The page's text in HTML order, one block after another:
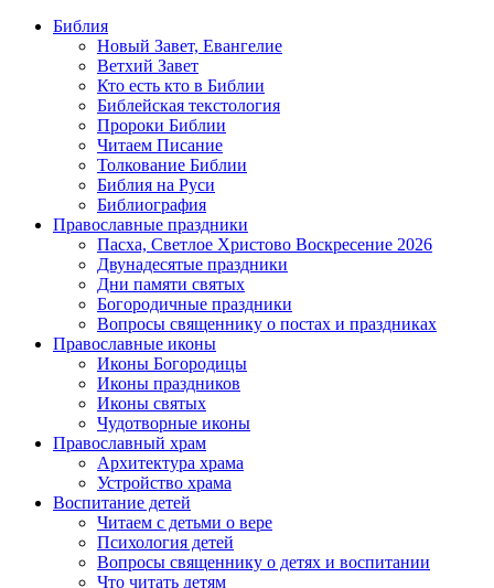
Библия
Новый Завет, Евангелие
Ветхий Завет
Кто есть кто в Библии
Библейская текстология
Пророки Библии
Читаем Писание
Толкование Библии
Библия на Руси
Библиография
Православные праздники
Пасха, Светлое Христово Воскресение 2026
Двунадесятые праздники
Дни памяти святых
Богородичные праздники
Вопросы священнику о постах и праздниках
Православные иконы
Иконы Богородицы
Иконы праздников
Иконы святых
Чудотворные иконы
Православный храм
Архитектура храма
Устройство храма
Воспитание детей
Читаем с детьми о вере
Психология детей
Вопросы священнику о детях и воспитании
Что читать детям